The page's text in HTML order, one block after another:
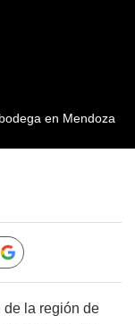
en Mendoza
de la región de